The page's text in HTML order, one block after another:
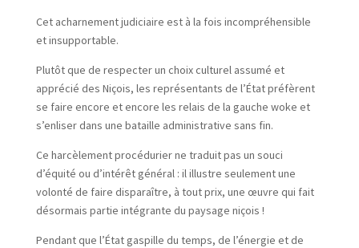
Cet acharnement judiciaire est à la fois incompréhensible
et insupportable.
Plutôt que de respecter un choix culturel assumé et
apprécié des Niçois, les représentants de l’État préfèrent
se faire encore et encore les relais de la gauche woke et
s’enliser dans une bataille administrative sans fin.
Ce harcèlement procédurier ne traduit pas un souci
d’équité ou d’intérêt général : il illustre seulement une
volonté de faire disparaître, à tout prix, une œuvre qui fait
désormais partie intégrante du paysage niçois !
Pendant que l’État gaspille du temps, de l’énergie et de